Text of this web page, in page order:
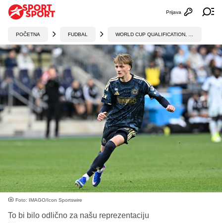
Otvori
Prijava
POČETNA FUDBAL
Foto: IMAGO/Icon Sportswire
To bi bilo odlično za našu reprezentaciju